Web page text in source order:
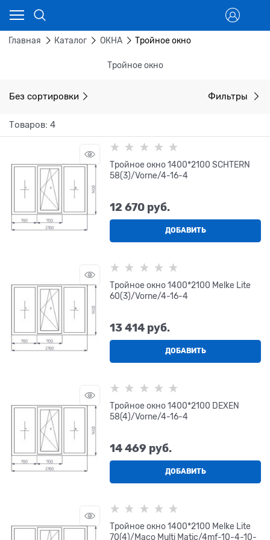
Главная Каталог ОКНА Тройное окно
Тройное окно
Без сортировки Фильтры
Товаров: 4
Тройное окно 1400*2100 SCHTERN
58(3)/Vorne/4-16-4
12 670 руб.
ДОБАВИТЬ
Тройное окно 1400*2100 Melke Lite
60(3)/Vorne/4-16-4
13 414 руб.
ДОБАВИТЬ
Тройное окно 1400*2100 DEXEN
58(4)/Vorne/4-16-4
14 469 руб.
ДОБАВИТЬ
Тройное окно 1400*2100 Melke Lite
70(4)/Maco Multi Matic/4mf-10-4-10-